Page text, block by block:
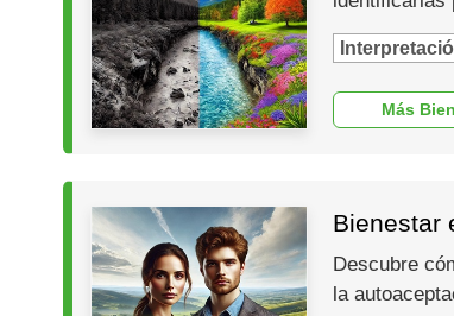
Más
Bienestar
Descubre
la